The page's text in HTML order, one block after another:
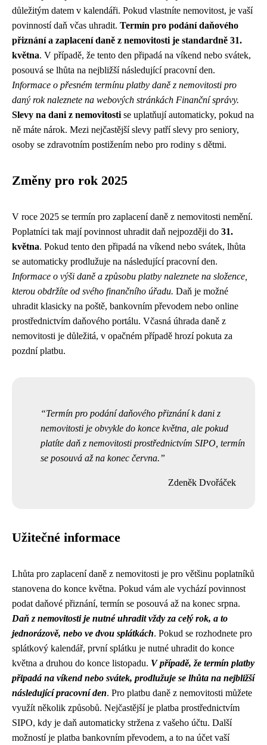
důležitým datem v kalendáři. Pokud vlastníte nemovitost, je vaší
povinností daň včas uhradit. Termín pro podání daňového
přiznání a zaplacení daně z nemovitosti je standardně 31.
května. V případě, že tento den připadá na víkend nebo svátek,
posouvá se lhůta na nejbližší následující pracovní den.
Informace o přesném termínu platby daně z nemovitosti pro
daný rok naleznete na webových stránkách Finanční správy.
Slevy na dani z nemovitosti se uplatňují automaticky, pokud na
ně máte nárok. Mezi nejčastější slevy patří slevy pro seniory,
osoby se zdravotním postižením nebo pro rodiny s dětmi.
Změny pro rok 2025
V roce 2025 se termín pro zaplacení daně z nemovitosti nemění.
Poplatníci tak mají povinnost uhradit daň nejpozději do 31.
května. Pokud tento den připadá na víkend nebo svátek, lhůta
se automaticky prodlužuje na následující pracovní den.
Informace o výši daně a způsobu platby naleznete na složence,
kterou obdržíte od svého finančního úřadu. Daň je možné
uhradit klasicky na poště, bankovním převodem nebo online
prostřednictvím daňového portálu. Včasná úhrada daně z
nemovitosti je důležitá, v opačném případě hrozí pokuta za
pozdní platbu.
Termín pro podání daňového přiznání k dani z
nemovitosti je obvykle do konce května, ale pokud
platíte daň z nemovitosti prostřednictvím SIPO, termín
se posouvá až na konec června.
Zdeněk Dvořáček
Užitečné informace
Lhůta pro zaplacení daně z nemovitosti je pro většinu poplatníků
stanovena do konce května. Pokud vám ale vychází povinnost
podat daňové přiznání, termín se posouvá až na konec srpna.
Daň z nemovitosti je nutné uhradit vždy za celý rok, a to
jednorázově, nebo ve dvou splátkách. Pokud se rozhodnete pro
splátkový kalendář, první splátku je nutné uhradit do konce
května a druhou do konce listopadu. V případě, že termín platby
připadá na víkend nebo svátek, prodlužuje se lhůta na nejbližší
následující pracovní den. Pro platbu daně z nemovitosti můžete
využít několik způsobů. Nejčastější je platba prostřednictvím
SIPO, kdy je daň automaticky stržena z vašeho účtu. Další
možností je platba bankovním převodem, a to na účet vaší